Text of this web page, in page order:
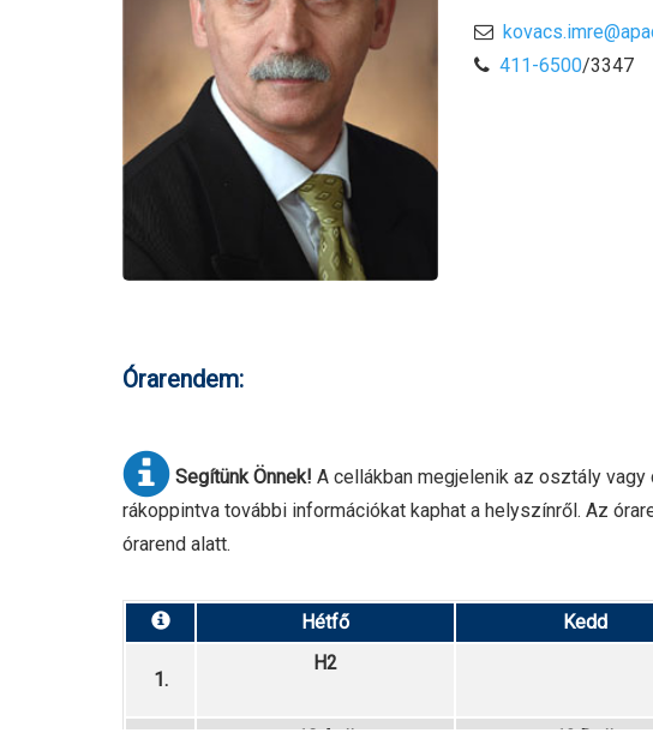
411-6500/3347
Órarendem:
Segítünk Önnek! A cellákban megjelenik az osztály
rákoppintva további információkat kaphat a helyszínről. Az
órarend alatt.
Hétfő Kedd
1.
H2